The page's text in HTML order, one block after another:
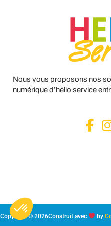
Nous vous proposons nos
numérique d’hélio service
Copyright © 2026Construit avec by